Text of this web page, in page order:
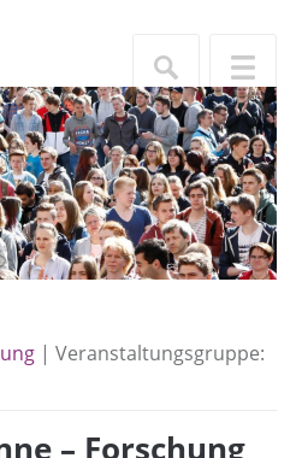
| Veranstaltungsgruppe:
– Forschung